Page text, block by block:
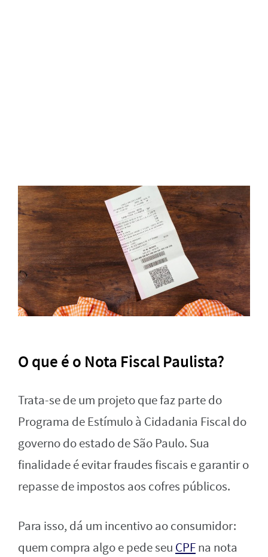
O que é o Nota Fiscal Paulista?
Trata-se de um projeto que faz parte do
Programa de Estímulo à Cidadania Fiscal do
governo do estado de São Paulo. Sua
finalidade é evitar fraudes fiscais e garantir o
repasse de impostos aos cofres públicos.
Para isso, dá um incentivo ao consumidor:
quem compra algo e pede seu CPFna nota